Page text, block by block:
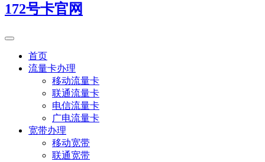
172号卡官网
首页
流量卡办理
移动流量卡
联通流量卡
电信流量卡
广电流量卡
宽带办理
移动宽带
联通宽带